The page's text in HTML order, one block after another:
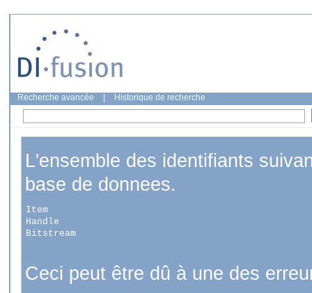
Recherche avancée Historique de recherche
L'ensemble des identifiants
base de donnees.
Item
Handle
Bitstream
Ceci peut être dû à une des